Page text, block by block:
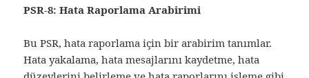
PSR-8: Hata Raporlama Arabirimi
Bu PSR, hata raporlama için bir arabirim tanımlar.
Hata yakalama, hata mesajlarını kaydetme, hata